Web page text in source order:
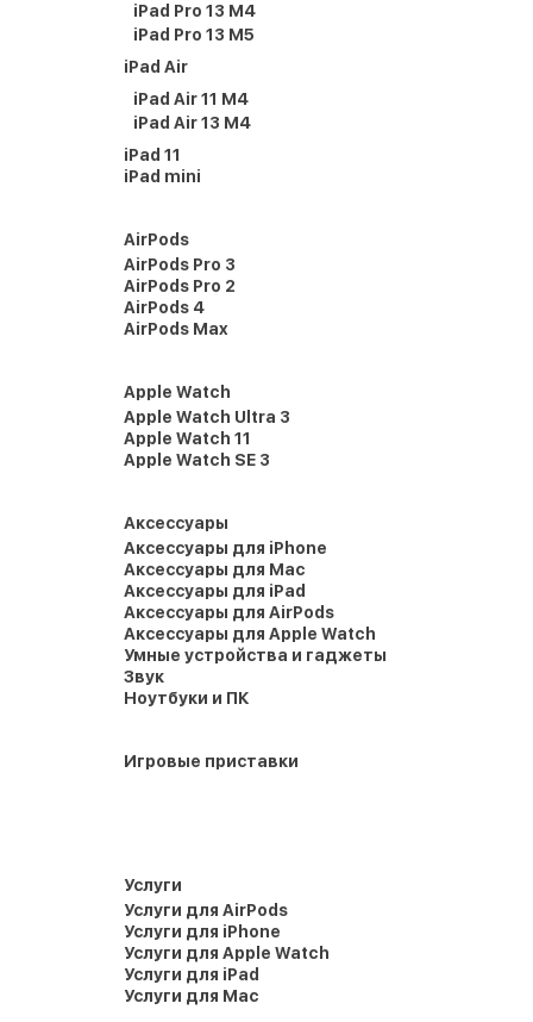
iPad Pro 13 M4
iPad Pro 13 M5
iPad Air
iPad Air 11 M4
iPad Air 13 M4
iPad 11
iPad mini
AirPods
AirPods Pro 3
AirPods Pro 2
AirPods 4
AirPods Max
Apple Watch
Apple Watch Ultra 3
Apple Watch 11
Apple Watch SE 3
Аксессуары
Аксессуары для iPhone
Аксессуары для Mac
Аксессуары для iPad
Аксессуары для AirPods
Аксессуары для Apple Watch
Умные устройства и гаджеты
Звук
Ноутбуки и ПК
Игровые приставки
Услуги
Услуги для AirPods
Услуги для iPhone
Услуги для Apple Watch
Услуги для iPad
Услуги для Mac